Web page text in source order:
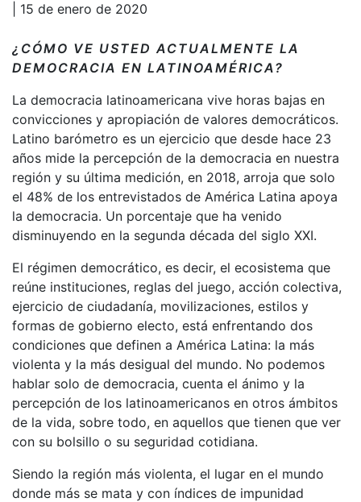
| 15 de enero de 2020
¿CÓMO VE USTED ACTUALMENTE LA
DEMOCRACIA EN LATINOAMÉRICA?
La democracia latinoamericana vive horas bajas en
convicciones y apropiación de valores democráticos.
Latino barómetro es un ejercicio que desde hace 23
años mide la percepción de la democracia en nuestra
región y su última medición, en 2018, arroja que solo
el 48% de los entrevistados de América Latina apoya
la democracia. Un porcentaje que ha venido
disminuyendo en la segunda década del siglo XXI.
El régimen democrático, es decir, el ecosistema que
reúne instituciones, reglas del juego, acción colectiva,
ejercicio de ciudadanía, movilizaciones, estilos y
formas de gobierno electo, está enfrentando dos
condiciones que definen a América Latina: la más
violenta y la más desigual del mundo. No podemos
hablar solo de democracia, cuenta el ánimo y la
percepción de los latinoamericanos en otros ámbitos
de la vida, sobre todo, en aquellos que tienen que ver
con su bolsillo o su seguridad cotidiana.
Siendo la región más violenta, el lugar en el mundo
donde más se mata y con índices de impunidad